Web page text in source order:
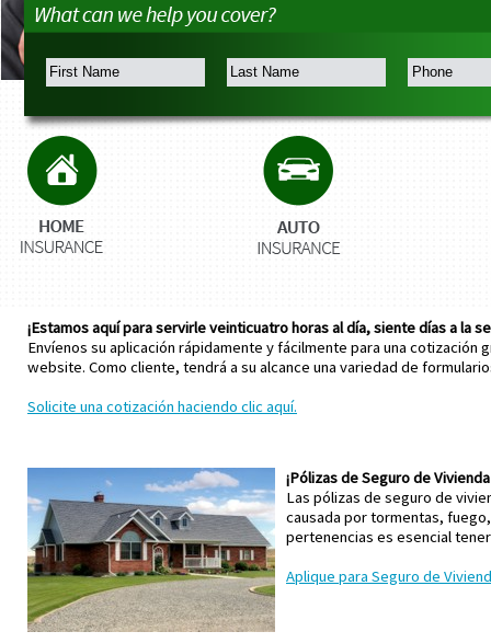
¡Estamos aquí para servirle veinticuatro horas al día, siente días a la
Envíenos su aplicación rápidamente y fácilmente para una
website. Como cliente, tendrá a su alcance una variedad de
Solicite una cotización haciendo clic aquí.
¡Pólizas de Seguro de
Las pólizas de seguro de
causada por tormentas,
pertenencias es esencial
Aplique para Seguro de